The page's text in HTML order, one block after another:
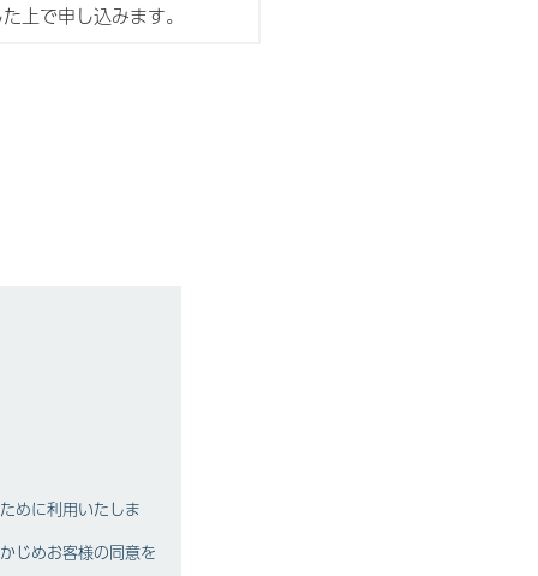
上で申し込みます。
めに利用いたしま
じめお客様の同意を